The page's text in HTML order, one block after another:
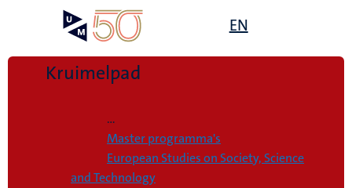
EN
the
Kruimelpad
...
Master programma's
European Studies on Society, Science
and Technology